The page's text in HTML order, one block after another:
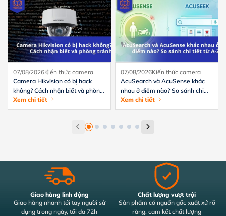
07/08/2026Kiến thức camera
Camera Hikvision có bị hack
không? Cách nhận biết và phòng
tránh hiệu quả
Xem chi tiết
07/08/2026Kiến thức camera
AcuSearch và AcuSense khác
nhau ở điểm nào? So sánh chi
tiết từ A-Z
Xem chi tiết
Giao hàng linh động
Giao hàng nhanh tới tay người sử
dụng trong ngày, tối đa 72h
Chất lượng vượt trội
Sản phẩm có nguồn gốc xuất xứ rõ
ràng, cam kết chất lượng